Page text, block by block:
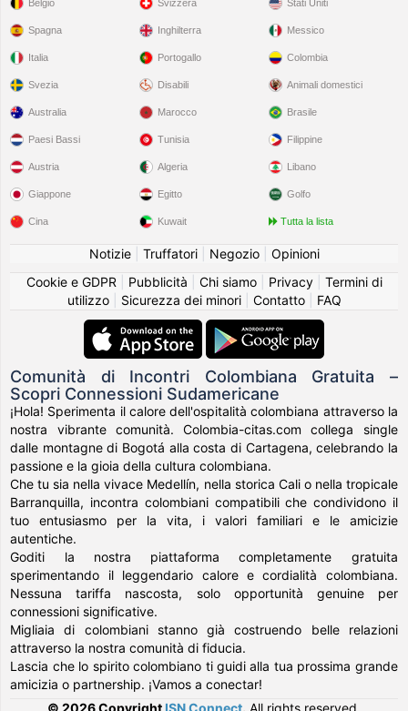
Belgio
Spagna
Italia
Svezia
Svizzera
Inghilterra
Portogallo
Disabili
Stati Uniti
Messico
Colombia
Animali domestici
Australia
Paesi Bassi
Austria
Giappone
Cina
Marocco
Tunisia
Algeria
Egitto
Kuwait
Brasile
Filippine
Libano
Golfo
Tutta la lista
Notizie| Truffatori| Negozio| Opinioni
Cookie e GDPR
Pubblicità Chi siamo| Privacy| Termini di
utilizzo| Sicurezza dei minori| Contatto| FAQ
Comunità di Incontri Colombiana Gratuita –
Scopri Connessioni Sudamericane
¡Hola! Sperimenta il calore dell'ospitalità colombiana attraverso la
nostra vibrante comunità. Colombia-citas.com collega single
dalle montagne di Bogotá alla costa di Cartagena, celebrando la
passione e la gioia della cultura colombiana.
Che tu sia nella vivace Medellín, nella storica Cali o nella tropicale
Barranquilla, incontra colombiani compatibili che condividono il
tuo entusiasmo per la vita, i valori familiari e le amicizie
autentiche.
Goditi la nostra piattaforma completamente gratuita
sperimentando il leggendario calore e cordialità colombiana.
Nessuna tariffa nascosta, solo opportunità genuine per
connessioni significative.
Migliaia di colombiani stanno già costruendo belle relazioni
attraverso la nostra comunità di fiducia.
Lascia che lo spirito colombiano ti guidi alla tua prossima grande
amicizia o partnership. ¡Vamos a conectar!
© 2026 Copyright ISN Connect All rights reserved.